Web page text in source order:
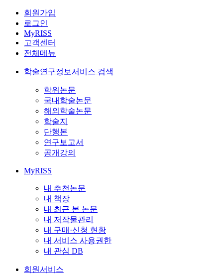
회원가입
로그인
MyRISS
고객센터
전체메뉴
학술연구정보서비스 검색
학위논문
국내학술논문
해외학술논문
학술지
단행본
연구보고서
공개강의
MyRISS
내 추천논문
내 책장
내 최근 본 논문
내 저작물관리
내 구매·신청 현황
내 서비스 사용권한
내 관심 DB
회원서비스